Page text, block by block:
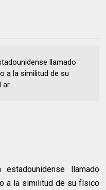
llamado
a la similitud de su
llamado
a la similitud de su físico